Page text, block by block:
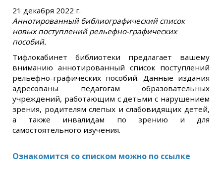
21 декабря 2022 г.
Аннотированный библиографический список
новых поступлений рельефно-графических
пособий.
Тифлокабинет библиотеки предлагает вашему
вниманию аннотированный список поступлений
рельефно-графических пособий. Данные издания
адресованы педагогам образовательных
учреждений, работающим с детьми с нарушением
зрения, родителям слепых и слабовидящих детей,
а также инвалидам по зрению и для
самостоятельного изучения.
Ознакомится со списком можно по ссылке